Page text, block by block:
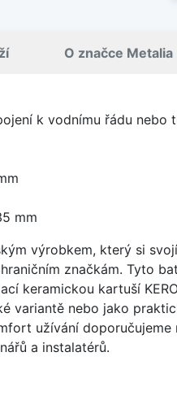
O značce Metalia
k vodnímu řádu nebo
mm
výrobkem, který si
značkám. Tyto
keramickou kartuší
variantě nebo jako
užívání
a instalatérů.